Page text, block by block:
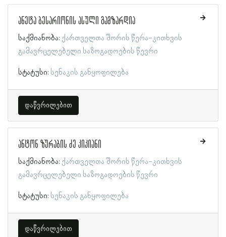
ანეტა ბესარიონის ასული გამზარდია
საქმიანობა: ქართველთა შორის წერა-კითხვის
გამავრცელებელი საზოგადოების წევრი
სტატუსი: სენაკის განყოფილება
დაწვრილებით
ანტონ ზურაბის ძე კიკიანი
საქმიანობა: ქართველთა შორის წერა-კითხვის
გამავრცელებელი საზოგადოების წევრი
სტატუსი: სენაკის განყოფილება
დაწვრილებით